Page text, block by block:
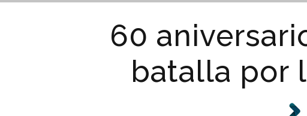
60
batalla por